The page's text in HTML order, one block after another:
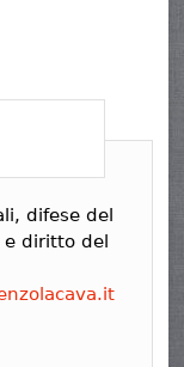
difese del
diritto del